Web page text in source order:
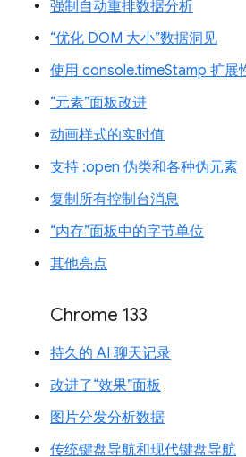
强制自动重排数据分析
“优化 DOM 大小”数据洞见
使用 console.timeStamp 扩展
“元素”面板改进
动画样式的实时值
支持 :open 伪类和各种伪元素
复制所有控制台消息
“内存”面板中的字节单位
其他亮点
Chrome 133
持久的 AI 聊天记录
改进了“效果”面板
图片分发分析数据
传统键盘导航和现代键盘导航